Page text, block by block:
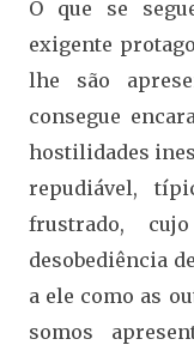
O que se
exigente
lhe são
consegue
hostilidades
repudiável,
frustrado,
desobediência
a ele como as
somos